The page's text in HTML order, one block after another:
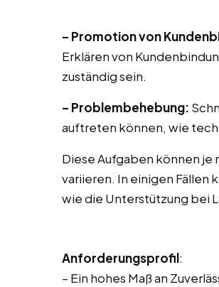
– Promotion von
Erklären von
zuständig sein.
– Problembehebung:
auftreten können, wie
Diese Aufgaben können je
variieren. In einigen Fällen
wie die Unterstützung bei
Anforderungsprofil:
– Ein hohes Maß an